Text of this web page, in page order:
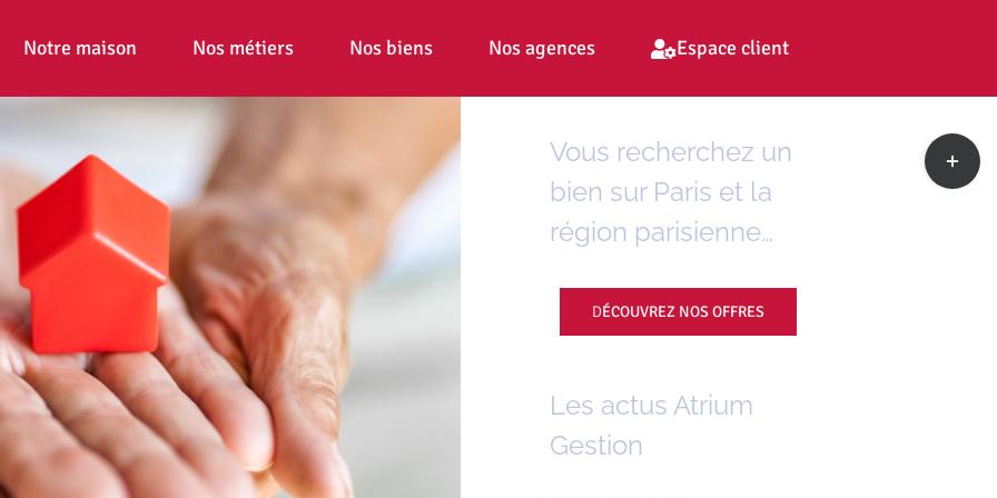
Notre maison Nos métiers Nos biens Nos agences Espace client
Vous recherchez un
bien sur Paris et la
région parisienne…
DÉCOUVREZ NOS OFFRES
Les actus Atrium
Gestion
Toggle
Sliding
Bar